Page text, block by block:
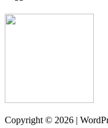
Copyright © 2026 |